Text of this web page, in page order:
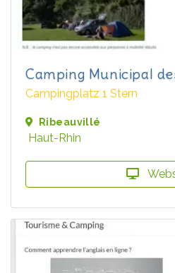
Camping Municipal
Campingplatz 1 Stern
Ribeauvillé
Haut-Rhin